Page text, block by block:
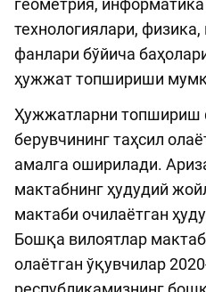
геометрия,
технологиялари,
фанлари бўйича
ҳужжат топшириши
Ҳужжатларни топшириш
берувчининг таҳсил
амалга оширилади.
мактабнинг ҳудудий
мактаби очилаётган
Бошқа вилоятлар
олаётган ўқувчилар